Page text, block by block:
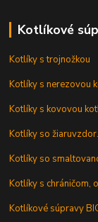
Kotlíkové
Kotlíky s trojnožkou
Kotlíky s nerezovou
Kotlíky s kovovou
Kotlíky so
Kotlíky so
Kotlíky s chráničom,
Kotlíkové súpravy